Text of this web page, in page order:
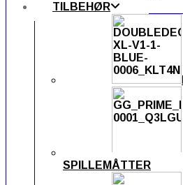
TILBEHØR
SPILLEMÅTTER